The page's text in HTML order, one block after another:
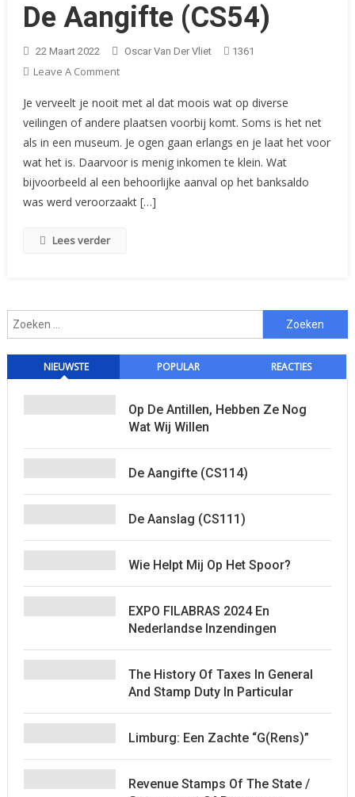
De Aangifte (CS54)
22 Maart 2022 Oscar Van Der Vliet 1361
Leave A CommentOn
Aangifte
(CS54)
Je verveelt je nooit met al dat moois wat op diverse
veilingen of andere plaatsen voorbij komt. Soms is het net
als in een museum. Je ogen gaan erlangs en je laat het voor
wat het is. Daarvoor is menig inkomen te klein. Wat
bijvoorbeeld al een behoorlijke aanval op het banksaldo
was werd veroorzaakt […]
Lees verder
Zoeken
naar:
NIEUWSTE POPULAR REACTIES
Op De Antillen, Hebben Ze Nog
Wat Wij Willen
De Aangifte (CS114)
De Aanslag (CS111)
Wie Helpt Mij Op Het Spoor?
EXPO FILABRAS 2024 En
Nederlandse Inzendingen
The History Of Taxes In General
And Stamp Duty In Particular
Limburg: Een Zachte “G(rens)”
Revenue Stamps Of The State /